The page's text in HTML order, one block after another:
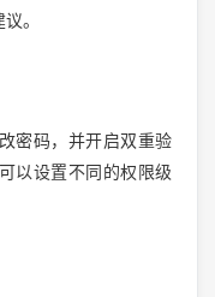
。
密码，并开启双重验
以设置不同的权限级